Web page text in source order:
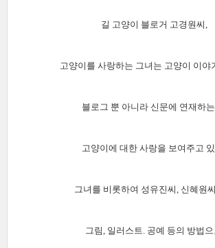
길 고양이 블로거 고경원씨,
고양이를 사랑하는 그녀는 고양이 이야
블로그 뿐 아니라 신문에 연재하
고양이에 대한 사랑을 보여주고
그녀를 비롯하여 성유진씨, 신혜원
그림, 일러스트. 공예 등의 방법으